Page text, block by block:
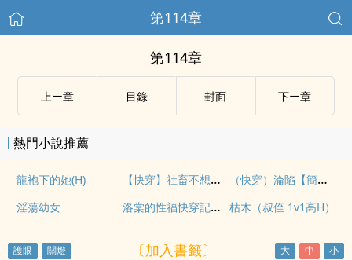
第114章
第114章
上ー章 目錄 封面 下ー章
熱門小說推薦
龍袍下的她(H) 【快穿】社畜不想談戀愛 （快穿）淪陷【簡體，高H】
淫蕩幼女 洛棠的性福快穿記【np高h】 枯木（叔侄 1v1高H）
〔加入書籤〕